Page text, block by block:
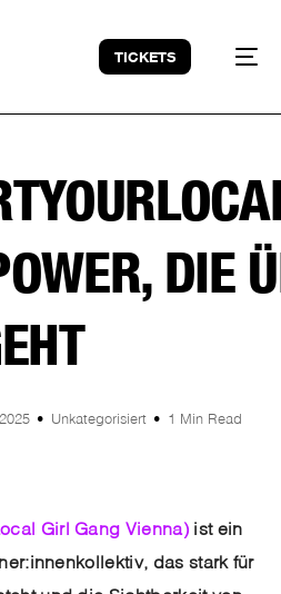
TICKETS
DIE
Unkategorisiert 1 Min Read
Girl Gang Vienna) ist ein
das stark für